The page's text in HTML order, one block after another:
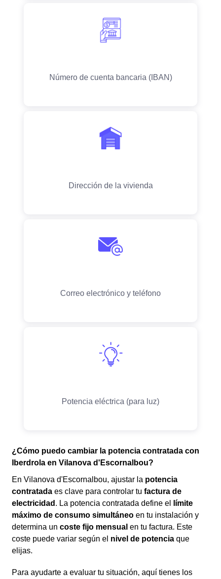
¿Cómo puedo cambiar la potencia contratada con
Iberdrola en Vilanova d'Escornalbou?
En Vilanova d'Escornalbou, ajustar la potencia
contratada es clave para controlar tu factura de
electricidad . La potencia contratada define el
límite
máximo de consumo simultáneo en tu instalación y
determina un coste fijo mensual en tu factura. Este
coste puede variar según el nivel de potencia que
elijas.
Para ayudarte a evaluar tu situación, aquí tienes los